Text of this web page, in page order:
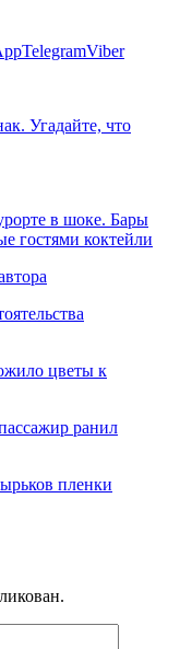
TelegramViber
Угадайте, что
в шоке. Бары
гостями коктейли
цветы к
ранил
пленки